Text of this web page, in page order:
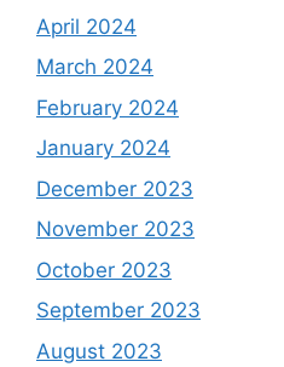
April 2024
March 2024
February 2024
January 2024
December 2023
November 2023
October 2023
September 2023
August 2023